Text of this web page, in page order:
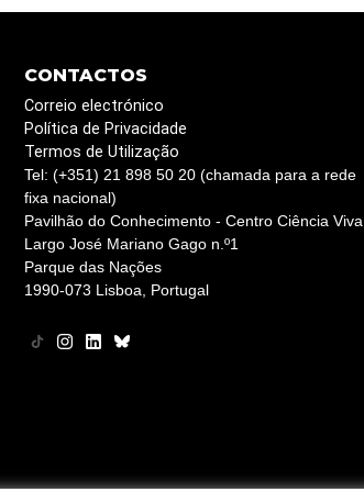
CONTACTOS
Correio electrónico
Política de Privacidade
Termos de Utilização
Tel: (+351) 21 898 50 20 (chamada para a rede
fixa nacional)
Pavilhão do Conhecimento - Centro Ciência Viva
Largo José Mariano Gago n.º1
Parque das Nações
1990-073 Lisboa, Portugal